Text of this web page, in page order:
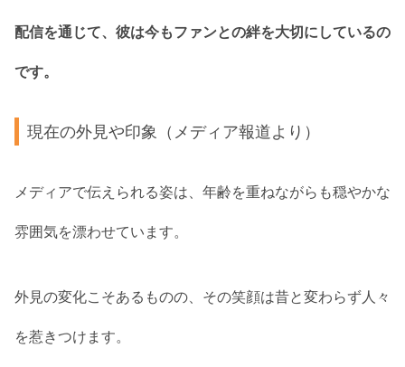
配信を通じて、彼は今もファンとの絆を大切にしているの
です。
現在の外見や印象（メディア報道より）
メディアで伝えられる姿は、年齢を重ねながらも穏やかな
雰囲気を漂わせています。
外見の変化こそあるものの、その笑顔は昔と変わらず人々
を惹きつけます。